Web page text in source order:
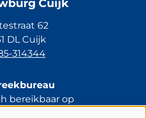
Cuijk
62
DL Cuijk
314344
bereikbaar op